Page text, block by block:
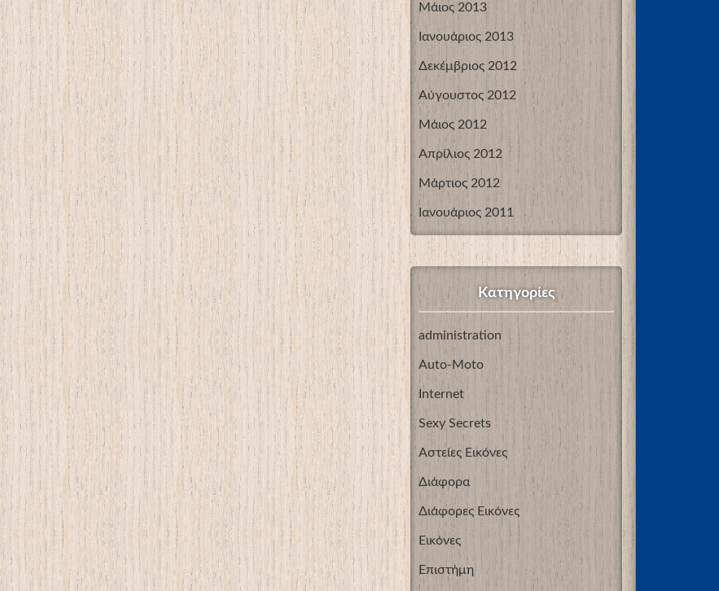
Μάιος 2013
Ιανουάριος 2013
Δεκέμβριος 2012
Αύγουστος 2012
Μάιος 2012
Απρίλιος 2012
Μάρτιος 2012
Ιανουάριος 2011
Kατηγορίες
administration
Auto-Moto
Internet
Sexy Secrets
Αστείες Εικόνες
Διάφορα
Διάφορες Εικόνες
Εικόνες
Επιστήμη